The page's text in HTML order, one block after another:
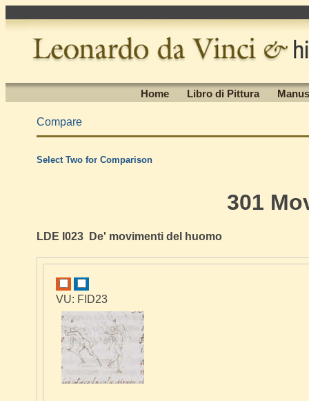
Home Libro di Pittura
Compare
Select Two for Comparison
301
LDE I023 De' movimenti del huomo
VU: FID23